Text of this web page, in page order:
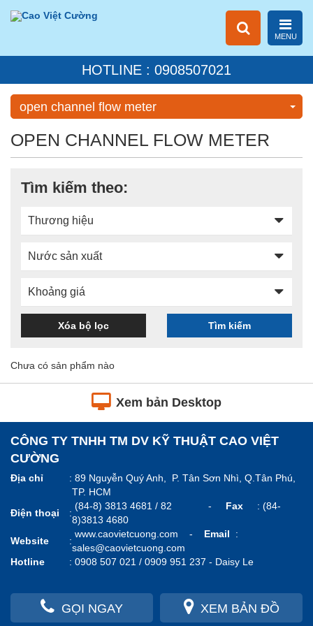
MENU
HOTLINE : 0908507021
open channel flow meter
OPEN CHANNEL FLOW METER
Tìm kiếm theo:
Thương hiệu
Nước sản xuất
Khoảng giá
Xóa bộ lọc Tìm kiếm
Chưa có sản phẩm nào
Xem bản Desktop
CÔNG TY TNHH TM DV KỸ THUẬT CAO VIỆT
CƯỜNG
Địa chỉ : 89 Nguyễn Quý Anh, P. Tân Sơn Nhì, Q.Tân Phú,
TP. HCM
Điện thoại
:
(84-8) 3813 4681 / 82 - Fax
: (84-
8)3813 4680
Website
:
www.caovietcuong.com - Email :
sales@caovietcuong.com
Hotline
: 0908 507 021 / 0909 951 237 - Daisy Le
GỌI NGAY XEM BẢN ĐỒ